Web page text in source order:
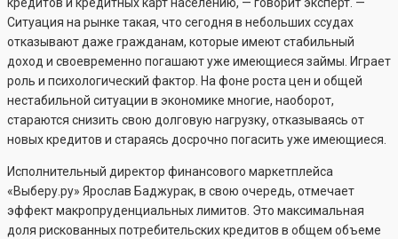
кредитов и кредитных карт населению, — говорит эксперт. —
Ситуация на рынке такая, что сегодня в небольших ссудах
отказывают даже гражданам, которые имеют стабильный
доход и своевременно погашают уже имеющиеся займы. Играет
роль и психологический фактор. На фоне роста цен и общей
нестабильной ситуации в экономике многие, наоборот,
стараются снизить свою долговую нагрузку, отказываясь от
новых кредитов и стараясь досрочно погасить уже имеющиеся.
Исполнительный директор финансового маркетплейса
«Выберу.ру» Ярослав Баджурак, в свою очередь, отмечает
эффект макропруденциальных лимитов. Это максимальная
доля рискованных потребительских кредитов в общем объеме